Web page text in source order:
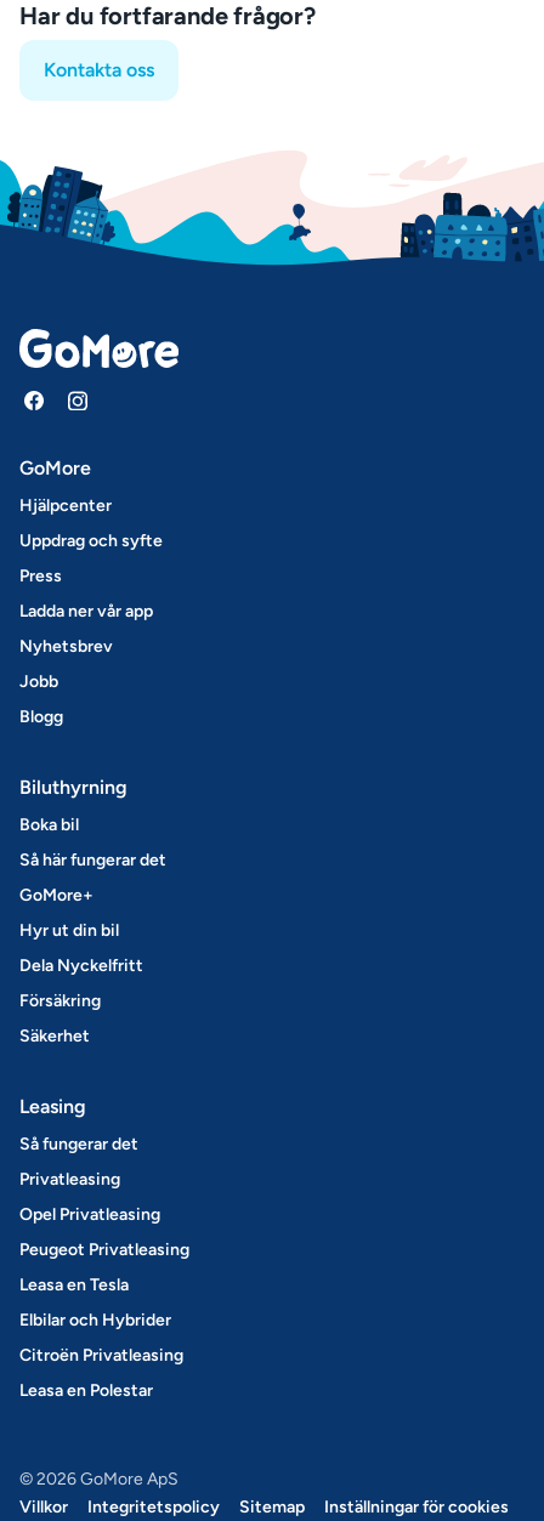
Har du fortfarande frågor?
Kontakta oss
GoMore
Hjälpcenter
Uppdrag och syfte
Press
Ladda ner vår app
Nyhetsbrev
Jobb
Blogg
Biluthyrning
Boka bil
Så här fungerar det
GoMore+
Hyr ut din bil
Dela Nyckelfritt
Försäkring
Säkerhet
Leasing
Så fungerar det
Privatleasing
Opel Privatleasing
Peugeot Privatleasing
Leasa en Tesla
Elbilar och Hybrider
Citroën Privatleasing
Leasa en Polestar
© 2026 GoMore ApS
Villkor
Integritetspolicy Sitemap Inställningar för cookies